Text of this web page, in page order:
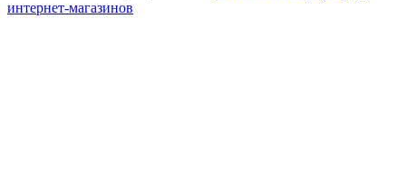
интернет-магазинов